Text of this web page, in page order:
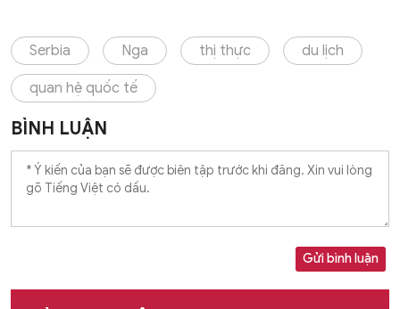
Serbia Nga thị thực du lịch
quan hệ quốc tế
BÌNH LUẬN
Gửi bình luận